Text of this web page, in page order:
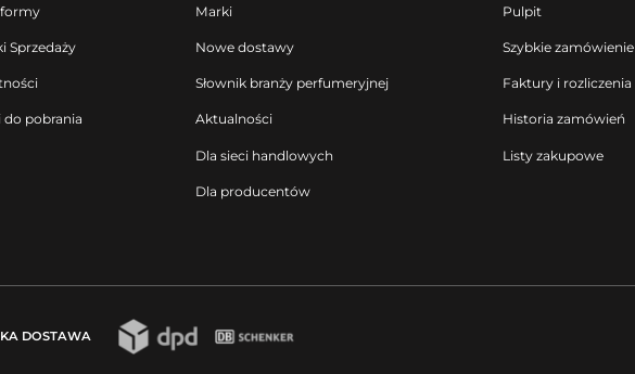
Sprzedaży
do pobrania
Marki
Nowe dostawy
Słownik branży perfumeryjnej
Aktualności
Dla sieci handlowych
Dla producentów
Pulpit
Szybkie zamówienie
Faktury i rozliczenia
Historia zamówień
Listy zakupowe
DOSTAWA